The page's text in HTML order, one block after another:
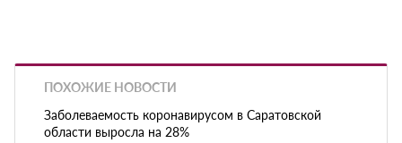
ПОХОЖИЕ НОВОСТИ
Заболеваемость коронавирусом в Саратовской
области выросла на 28%